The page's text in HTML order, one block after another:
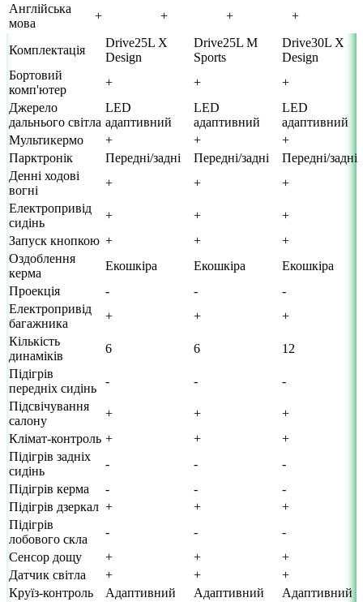
Англійська
мова
+ + + +
Комплектація
Drive25L X
Design
Drive25L M
Sports
Drive30L X
Design
Бортовий
комп'ютер
+ +
+
Джерело
дальнього світла
LED
адаптивний
LED
адаптивний
LED
адаптивний
Мультикермо
+ +
+
Парктронік
Передні/задні Передні/задні
Передні/задні
Денні ходові
вогні
+ +
+
Електропривід
сидінь
+ +
+
Запуск кнопкою + +
+
Оздоблення
керма
Екошкіра Екошкіра
Екошкіра
Проекція
- -
-
Електропривід
багажника
+ +
+
Кількість
динаміків
6 6
12
Підігрів
передніх сидінь
- -
-
Підсвічування
салону
+ +
+
Клімат-контроль + +
+
Підігрів задніх
сидінь
- -
-
Підігрів керма
- -
-
Підігрів дзеркал + +
+
Підігрів
лобового скла
- -
-
Сенсор дощу
+ +
+
Датчик світла
+ +
+
Круїз-контроль
Адаптивний Адаптивний
Адаптивний